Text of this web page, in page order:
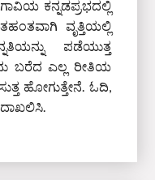
ಕನ್ನಡಪ್ರಭದಲ್ಲಿ
ವೃತ್ತಿಯಲ್ಲಿ
ಪಡೆಯುತ್ತ
ಬರೆದ ಎಲ್ಲ ರೀತಿಯ
ಹೋಗುತ್ತೇನೆ. ಓದಿ,